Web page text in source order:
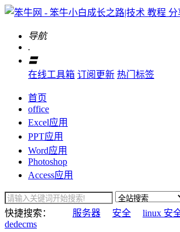
导航
.
〓
在线工具箱 订阅更新 热门标签
首页
office
Excel应用
PPT应用
Word应用
Photoshop
Access应用
快捷搜索： 服务器 安全 linux 安
dedecms